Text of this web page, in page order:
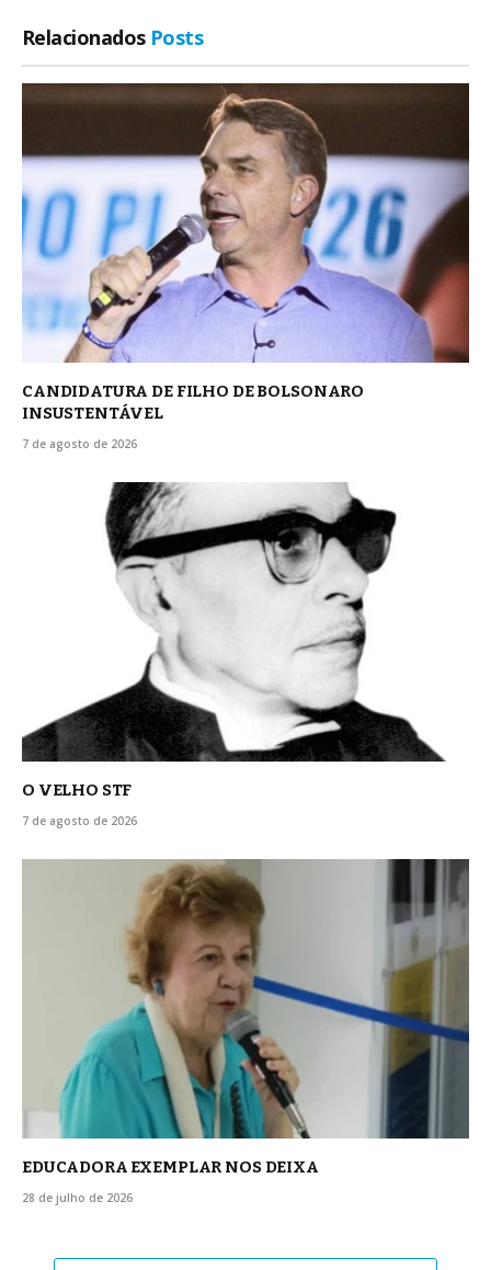
Relacionados Posts
CANDIDATURA DE FILHO DE BOLSONARO
INSUSTENTÁVEL
7 de agosto de 2026
O VELHO STF
7 de agosto de 2026
EDUCADORA EXEMPLAR NOS DEIXA
28 de julho de 2026